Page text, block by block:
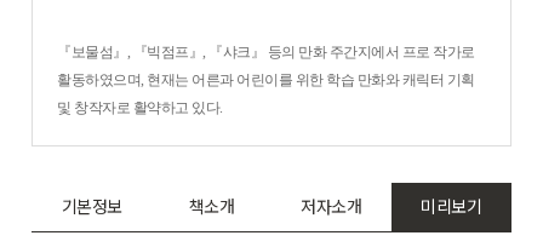
『보물섬』, 『빅점프』, 『샤크』 등의 만화 주간지에서 프로 작가로
활동하였으며, 현재는 어른과 어린이를 위한 학습 만화와 캐릭터 기획
및 창작자로 활약하고 있다.
기본정보 책소개 저자소개 미리보기